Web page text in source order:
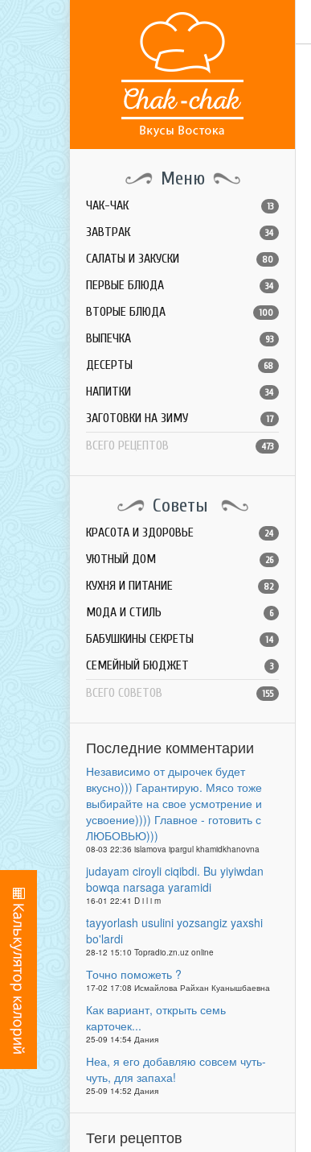
Меню
ЧАК-ЧАК 13
ЗАВТРАК 34
САЛАТЫ И ЗАКУСКИ 80
ПЕРВЫЕ БЛЮДА 34
ВТОРЫЕ БЛЮДА 100
ВЫПЕЧКА 93
ДЕСЕРТЫ 68
НАПИТКИ 34
ЗАГОТОВКИ НА ЗИМУ 17
ВСЕГО РЕЦЕПТОВ 473
Советы
КРАСОТА И ЗДОРОВЬЕ 24
УЮТНЫЙ ДОМ 26
КУХНЯ И ПИТАНИЕ 82
МОДА И СТИЛЬ 6
БАБУШКИНЫ СЕКРЕТЫ 14
СЕМЕЙНЫЙ БЮДЖЕТ 3
ВСЕГО СОВЕТОВ 155
Последние комментарии
Независимо от дырочек будет
вкусно))) Гарантирую. Мясо тоже
выбирайте на свое усмотрение и
усвоение)))) Главное - готовить с
ЛЮБОВЬЮ)))
08-03 22:36 islamova ipargul khamidkhanovna
judayam ciroyli ciqibdi. Bu yiyiwdan
bowqa narsaga yaramidi
16-01 22:41 D i l i m
tayyorlash usulini yozsangiz yaxshi
bo'lardi
28-12 15:10 Topradio.zn.uz online
Точно поможеть ?
17-02 17:08 Исмайлова Райхан Куанышбаевна
Как вариант, открыть семь
карточек...
25-09 14:54 Дания
Неа, я его добавляю совсем чуть-
чуть, для запаха!
25-09 14:52 Дания
Теги рецептов